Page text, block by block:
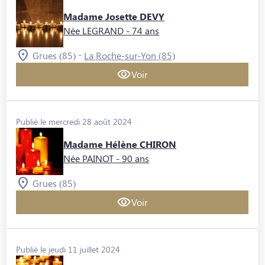
Madame Josette DEVY
Née LEGRAND - 74 ans
Grues (85) - La Roche-sur-Yon (85)
Voir
Publié le mercredi 28 août 2024
Madame Hélène CHIRON
Née PAINOT - 90 ans
Grues (85)
Voir
Publié le jeudi 11 juillet 2024